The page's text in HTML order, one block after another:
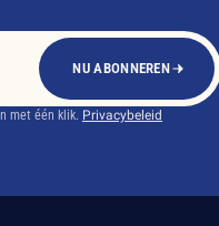
NU ABONNEREN
met één klik. Privacybeleid